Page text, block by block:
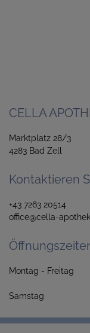
CELLA
Marktplatz 28/3
4283 Bad Zell
Kontaktieren
+43 7263 20514
office@cella-
Montag -
Samstag